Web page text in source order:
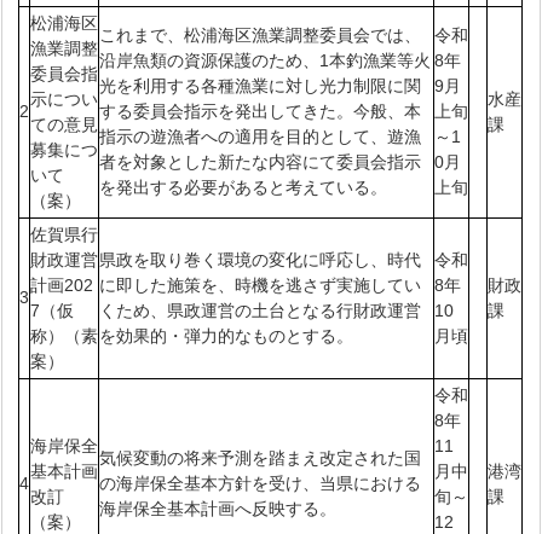
2
松浦海区
漁業調整
委員会指
示につい
ての意見
募集につ
いて
（案）
これまで、松浦海区漁業調整委員会では、
沿岸魚類の資源保護のため、1本釣漁業等火
光を利用する各種漁業に対し光力制限に関
する委員会指示を発出してきた。今般、本
指示の遊漁者への適用を目的として、遊漁
者を対象とした新たな内容にて委員会指示
を発出する必要があると考えている。
令和
8年
9月
上旬
～1
0月
上旬
水産
課
3
佐賀県行
財政運営
計画202
7（仮
称）（素
案）
県政を取り巻く環境の変化に呼応し、時代
に即した施策を、時機を逃さず実施してい
くため、県政運営の土台となる行財政運営
を効果的・弾力的なものとする。
令和
8年
10
月頃
財政
課
4
海岸保全
基本計画
改訂
（案）
気候変動の将来予測を踏まえ改定された国
の海岸保全基本方針を受け、当県における
海岸保全基本計画へ反映する。
令和
8年
11
月中
旬～
12
港湾
課